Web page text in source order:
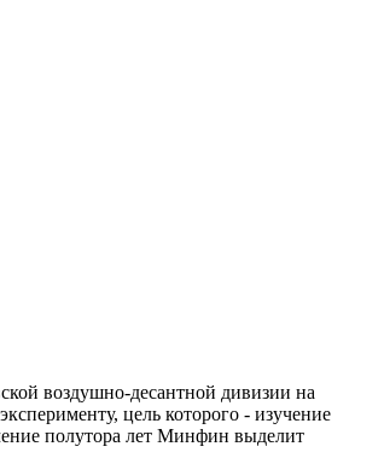
воздушно-десантной дивизии на
цель которого - изучение
полутора лет Минфин выделит